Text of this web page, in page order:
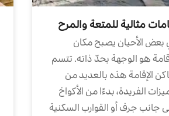
مثالية للمتعة والمرح
بعض الأحيان يصبح مكان
هو الوجهة بحدّ ذاته. تتسم
الإقامة هذه بالعديد من
الفريدة، بدءًا من الأكواخ
جانب جرف أو القوارب السكنية